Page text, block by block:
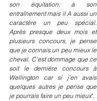
son équitation, à son
entraînement mais il A aussi un
caractère un peu spécial.
Après presque deux mois et
plusieurs concours, je pense
que je connais un peu mieux le
cheval. C'est dommage que ce
soit le dernière concours à
Wellington car si j'en avais
quelques autres je pense que
je pourrais faire un peu mieux".